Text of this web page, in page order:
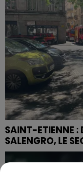
SAINT-ETIENNE :
SALENGRO, LE